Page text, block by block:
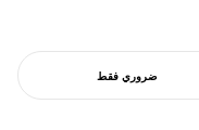
يفوز بالذهبية لجائزة التصميم الجيد،
السلامة.ضروري فقط